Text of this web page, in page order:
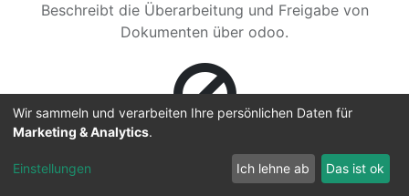
Beschreibt die Überarbeitung und Freigabe von
Dokumenten über odoo.
Non-conformity Prozess
Beschreibt den Umgang mit nichtkonformen
Wir sammeln und verarbeiten Ihre persönlichen Daten für
Marketing & Analytics.
Einstellungen Ich lehne ab Das ist ok